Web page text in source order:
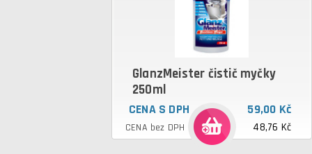
GlanzMeister čistič myčky
250ml
CENA S DPH 59,00 Kč
CENA bez DPH 48,76 Kč